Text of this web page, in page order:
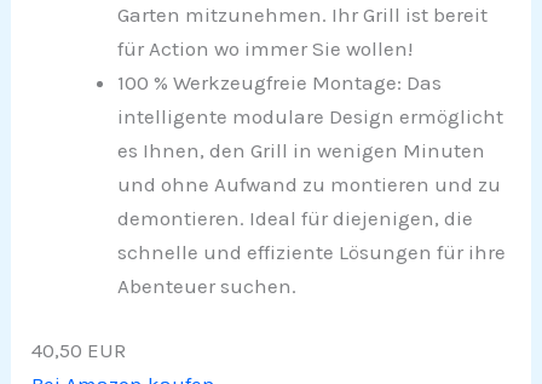
Garten mitzunehmen. Ihr Grill ist bereit
für Action wo immer Sie wollen!
100 % Werkzeugfreie Montage: Das
intelligente modulare Design ermöglicht
es Ihnen, den Grill in wenigen Minuten
und ohne Aufwand zu montieren und zu
demontieren. Ideal für diejenigen, die
schnelle und effiziente Lösungen für ihre
Abenteuer suchen.
40,50 EUR